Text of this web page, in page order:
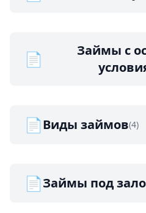
📄
Займы с
📄Виды займов(4)
📄Займы под